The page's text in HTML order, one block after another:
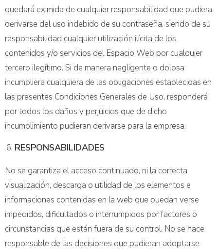
quedará eximida de cualquier responsabilidad que pudiera
derivarse del uso indebido de su contraseña, siendo de su
responsabilidad cualquier utilización ilícita de los
contenidos y/o servicios del Espacio Web por cualquier
tercero ilegítimo. Si de manera negligente o dolosa
incumpliera cualquiera de las obligaciones establecidas en
las presentes Condiciones Generales de Uso, responderá
por todos los daños y perjuicios que de dicho
incumplimiento pudieran derivarse para la empresa.
RESPONSABILIDADES
No se garantiza el acceso continuado, ni la correcta
visualización, descarga o utilidad de los elementos e
informaciones contenidas en la web que puedan verse
impedidos, dificultados o interrumpidos por factores o
circunstancias que están fuera de su control. No se hace
responsable de las decisiones que pudieran adoptarse